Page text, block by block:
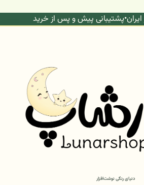
•پشتیبانی پیش و پس از خرید
دنیای رنگی نوشت‌افزار